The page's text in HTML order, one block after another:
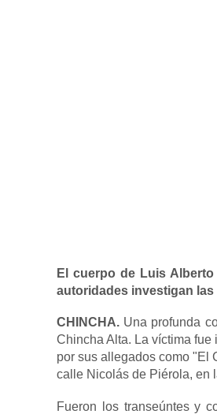
El cuerpo de Luis
autoridades investigan
CHINCHA. Una profunda
Chincha Alta. La víctima
por sus allegados como "El
calle Nicolás de Piérola, en
Fueron los transeúntes y